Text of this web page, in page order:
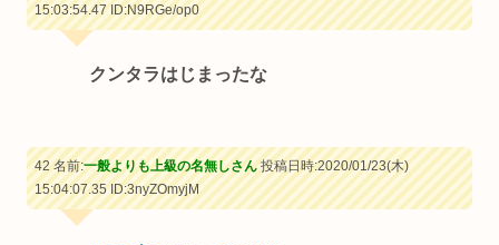
15:03:54.47ID:N9RGe/op0
クンタラはじまったな
42 名前:一般よりも上級の名無しさん投稿日時:2020/01/23(木)
15:04:07.35ID:3nyZOmyjM